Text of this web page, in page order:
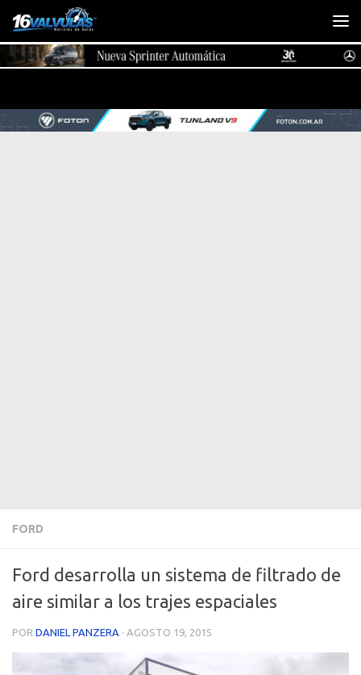
Saltar al contenido
FORD
Ford desarrolla un sistema de filtrado de
aire similar a los trajes espaciales
POR DANIEL PANZERA · AGOSTO 19, 2015